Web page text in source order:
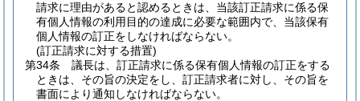
請求に理由があると認めるときは、当該訂正請求に係る保
有個人情報の利用目的の達成に必要な範囲内で、当該保有
個人情報の訂正をしなければならない。
(訂正請求に対する措置)
第34条
議長は、訂正請求に係る保有個人情報の訂正をする
ときは、その旨の決定をし、訂正請求者に対し、その旨を
書面により通知しなければならない。